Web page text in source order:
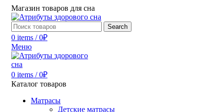
Магазин товаров для сна
Search
0 items / 0₽
Меню
0 items / 0₽
Каталог товаров
Матрасы
Детские матрасы